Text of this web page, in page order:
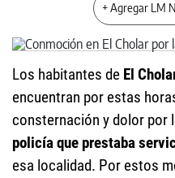
+ Agregar LM
Los habitantes de El
encuentran por estas
consternación y dolor por
policía que prestaba
esa localidad. Por estos